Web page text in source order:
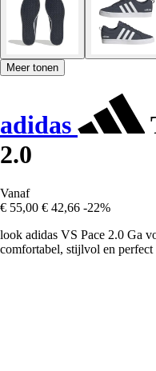
Meer tonen
adidas
2.0
Vanaf
€ 55,00 € 42,66 -22%
look adidas VS Pace 2.0 Ga
comfortabel, stijlvol en perfect